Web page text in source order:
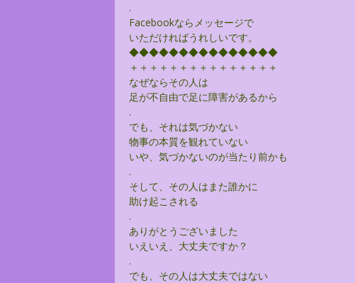
.
Facebookならメッセージで
いただければうれしいです。
◆◆◆◆◆◆◆◆◆◆◆◆◆◆◆
＋＋＋＋＋＋＋＋＋＋＋＋＋＋＋
なぜならその人は
足が不自由で足に障害があるから
.
でも、それは気づかない
物事の本質を観れていない
いや、気づかないのが当たり前かも
.
そして、その人はまた誰かに
助け起こされる
.
ありがとうございました
いえいえ、大丈夫ですか？
.
でも、その人は大丈夫ではない